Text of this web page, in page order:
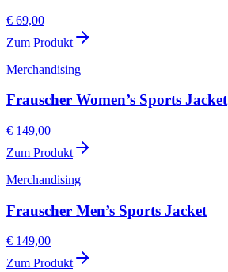
€ 69,00
Zum Produkt
Merchandising
Frauscher Women’s Sports Jacket
€ 149,00
Zum Produkt
Merchandising
Frauscher Men’s Sports Jacket
€ 149,00
Zum Produkt